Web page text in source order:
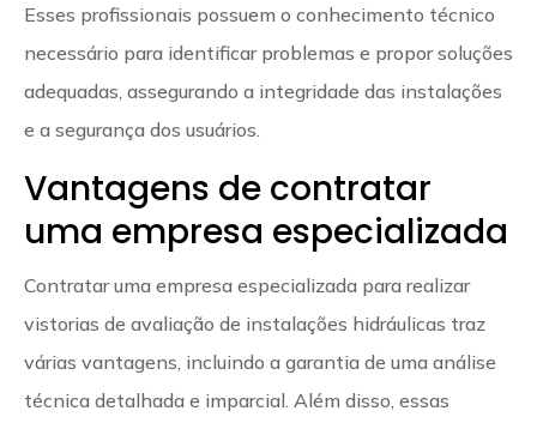
Esses profissionais possuem o conhecimento técnico
necessário para identificar problemas e propor soluções
adequadas, assegurando a integridade das instalações
e a segurança dos usuários.
Vantagens de contratar
uma empresa especializada
Contratar uma empresa especializada para realizar
vistorias de avaliação de instalações hidráulicas traz
várias vantagens, incluindo a garantia de uma análise
técnica detalhada e imparcial. Além disso, essas